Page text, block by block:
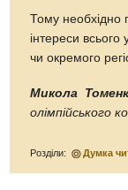
Тому необхідно
інтереси всього
чи окремого
Микола
олімпійського
Розділи: Думка